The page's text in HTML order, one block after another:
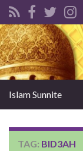
Islam Sunnite
TAG: BID3AH